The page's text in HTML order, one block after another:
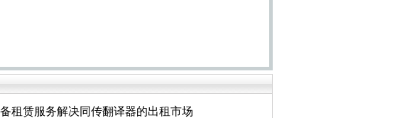
租赁服务解决同传翻译器的出租市场